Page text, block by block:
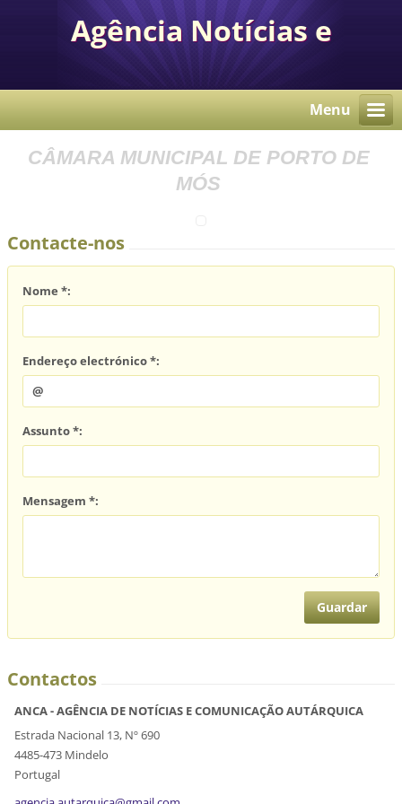
Agência Notícias e
Comunicação Autárquica
Menu
CÂMARA MUNICIPAL DE PORTO DE
MÓS
Contacte-nos
Nome *:
Endereço electrónico *:
Assunto *:
Mensagem *:
Contactos
ANCA - AGÊNCIA DE NOTÍCIAS E COMUNICAÇÃO AUTÁRQUICA
Estrada Nacional 13, Nº 690
4485-473 Mindelo
Portugal